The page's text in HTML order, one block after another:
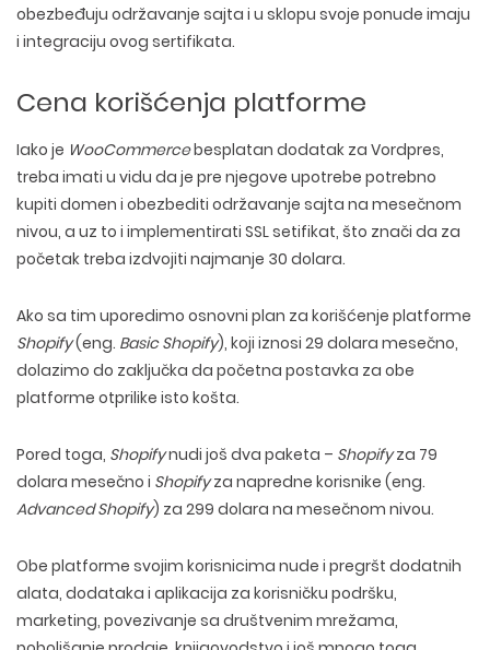
WEB TEHNOLOGIJE
WORDPRESS
ECOMMERCE
CUSTOM WEB APLIKACIJE
DIZAJN WEB SAJTA
UI/UX DIZAJN
LOGO I BRENDING
SEO OPTIMIZACIJA
obezbeđuju održavanje sajta i u sklopu svoje ponude imaju
i integraciju ovog sertifikata.
Cena korišćenja platforme
Iako je WooCommercebesplatan dodatak za Vordpres,
treba imati u vidu da je pre njegove upotrebe potrebno
kupiti domen i obezbediti održavanje sajta na mesečnom
nivou, a uz to i implementirati SSL setifikat, što znači da za
početak treba izdvojiti najmanje 30 dolara.
Ako sa tim uporedimo osnovni plan za korišćenje platforme
Shopify(eng. Basic Shopify), koji iznosi 29 dolara mesečno,
dolazimo do zaključka da početna postavka za obe
platforme otprilike isto košta.
Pored toga, Shopifynudi još dva paketa – Shopifyza 79
dolara mesečno i Shopifyza napredne korisnike (eng.
Advanced Shopify) za 299 dolara na mesečnom nivou.
Obe platforme svojim korisnicima nude i pregršt dodatnih
alata, dodataka i aplikacija za korisničku podršku,
marketing, povezivanje sa društvenim mrežama,